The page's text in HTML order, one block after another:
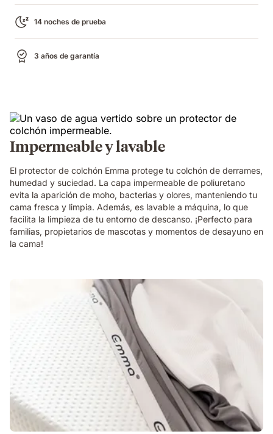
14 noches de prueba
3 años de garantía
Impermeable y lavable
El protector de colchón Emma protege tu colchón de derrames,
humedad y suciedad. La capa impermeable de poliuretano
evita la aparición de moho, bacterias y olores, manteniendo tu
cama fresca y limpia. Además, es lavable a máquina, lo que
facilita la limpieza de tu entorno de descanso. ¡Perfecto para
familias, propietarios de mascotas y momentos de desayuno en
la cama!